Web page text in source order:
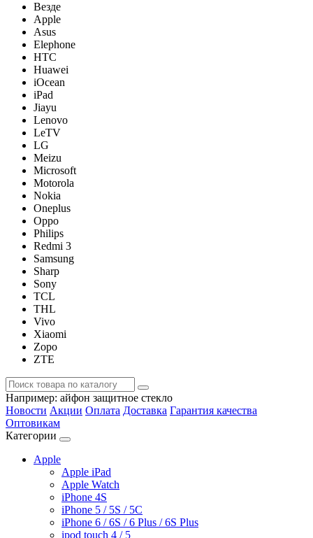
Везде
Apple
Asus
Elephone
HTC
Huawei
iOcean
iPad
Jiayu
Lenovo
LeTV
LG
Meizu
Microsoft
Motorola
Nokia
Oneplus
Oppo
Philips
Redmi 3
Samsung
Sharp
Sony
TCL
THL
Vivo
Xiaomi
Zopo
ZTE
Например: айфон защитное стекло
Новости Акции Оплата Доставка Гарантия качества
Оптовикам
Категории
Apple
Apple iPad
Apple Watch
iPhone 4S
iPhone 5 / 5S / 5C
iPhone 6 / 6S / 6 Plus / 6S Plus
ipod touch 4 / 5